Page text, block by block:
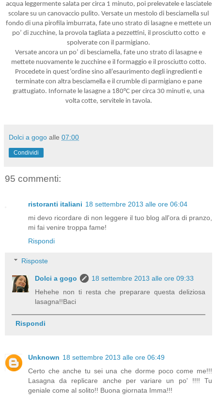
acqua leggermente salata per circa 1 minuto, poi prelevatele e lasciatele
scolare su un canovaccio pulito. Versate un mestolo di besciamella sul
fondo di una pirofila imburrata, fate uno strato di lasagne e mettete un
po’ di zucchine, la provola tagliata a pezzettini, il prosciutto cotto e
spolverate con il parmigiano.
Versate ancora un po’ di besciamella, fate uno strato di lasagne e
mettete nuovamente le zucchine e il formaggio e il prosciutto cotto.
Procedete in quest’ordine sino all’esaurimento degli ingredienti e
terminate con altra besciamella e il crumble di parmigiano e pane
grattugiato. Infornate le lasagne a 180°C per circa 30 minuti e, una
volta cotte, servitele in tavola.
Dolci a gogo alle 07:00
Condividi
95 commenti:
ristoranti italiani 18 settembre 2013 alle ore 06:04
mi devo ricordare di non leggere il tuo blog all'ora di pranzo,
mi fai venire troppa fame!
Rispondi
Risposte
Dolci a gogo
18 settembre 2013 alle ore 09:33
Hehehe non ti resta che preparare questa deliziosa
lasagna!!Baci
Rispondi
Unknown 18 settembre 2013 alle ore 06:49
Certo che anche tu sei una che dorme poco come me!!!
Lasagna da replicare anche per variare un po' !!!! Tu
geniale come al solito!! Buona giornata Imma!!!